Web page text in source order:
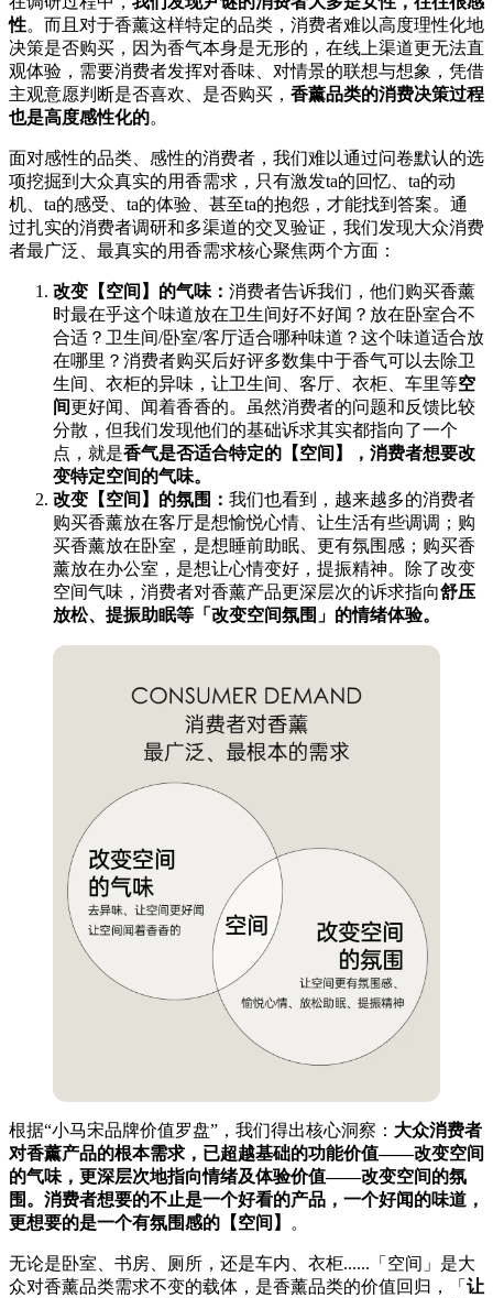
性。而且对于香薰这样特定的品类，消费者难以高度理性化地
决策是否购买，因为香气本身是无形的，在线上渠道更无法直
观体验，需要消费者发挥对香味、对情景的联想与想象，凭借
主观意愿判断是否喜欢、是否购买， 香薰品类的消费决策过程
也是高度感性化的。
面对感性的品类、感性的消费者，我们难以通过问卷默认的选
项挖掘到大众真实的用香需求，只有激发ta的回忆、ta的动
机、ta的感受、ta的体验、甚至ta的抱怨，才能找到答案。通
过扎实的消费者调研和多渠道的交叉验证，我们发现大众消费
者最广泛、最真实的用香需求核心聚焦两个方面：
改变【空间】的气味： 消费者告诉我们，他们购买香薰
时最在乎这个味道放在卫生间好不好闻？放在卧室合不
合适？卫生间/卧室/客厅适合哪种味道？这个味道适合放
在哪里？消费者购买后好评多数集中于香气可以去除卫
生间、衣柜的异味，让卫生间、客厅、衣柜、车里等空
间更好闻、闻着香香的。虽然消费者的问题和反馈比较
分散，但我们发现他们的基础诉求其实都指向了一个
点，就是香气是否适合特定的【空间】，消费者想要改
变特定空间的气味。
改变【空间】的氛围： 我们也看到，越来越多的消费者
购买香薰放在客厅是想愉悦心情、让生活有些调调；购
买香薰放在卧室，是想睡前助眠、更有氛围感；购买香
薰放在办公室，是想让心情变好，提振精神。除了改变
空间气味，消费者对香薰产品更深层次的诉求指向舒压
放松、提振助眠等「改变空间氛围」的情绪体验。
根据“小马宋品牌价值罗盘”，我们得出核心洞察： 大众消费者
对香薰产品的根本需求，已超越基础的功能价值——改变空间
的气味，更深层次地指向情绪及体验价值——改变空间的氛
围。消费者想要的不止是一个好看的产品，一个好闻的味道，
更想要的是一个有氛围感的【空间】
。
无论是卧室、书房、厕所，还是车内、衣柜......「空间」是大
众对香薰品类需求不变的载体，是香薰品类的价值回归，「 让